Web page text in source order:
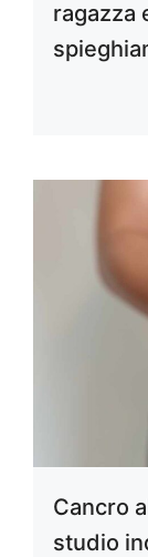
ragazza
Cancro
studio